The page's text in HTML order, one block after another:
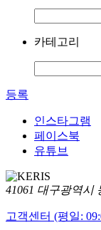
카테고리
등록
인스타그램
페이스북
유튜브
41061 대구광역시
고객센터 (평일: